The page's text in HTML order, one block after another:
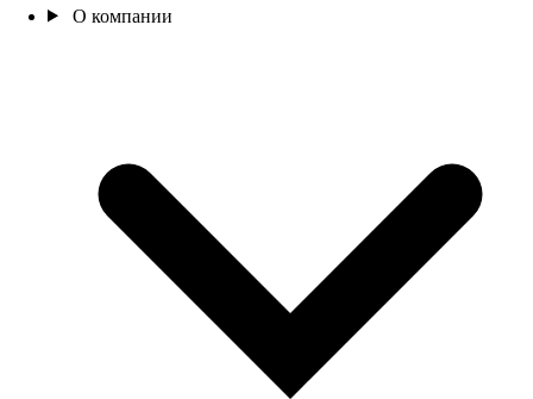
О компании